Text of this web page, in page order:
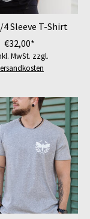
4 Sleeve T-Shirt
€32,00*
MwSt. zzgl.